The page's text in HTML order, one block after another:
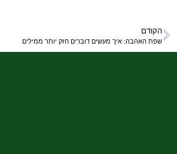
הקודם
שפת האהבה: איך מעשים דוברים חזק יותר ממילים